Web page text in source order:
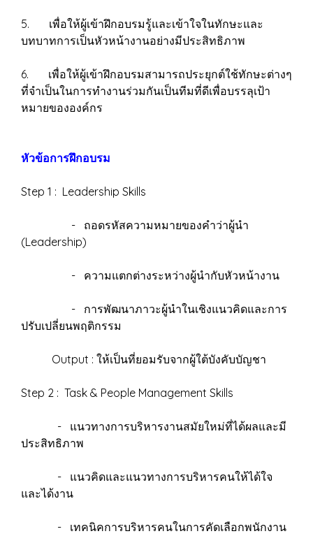
5. เพื่อให้ผู้เข้าฝึกอบรมรู้และเข้าใจในทักษะและ
บทบาทการเป็นหัวหน้างานอย่างมีประสิทธิภาพ
6. เพื่อให้ผู้เข้าฝึกอบรมสามารถประยุกต์ใช้ทักษะต่างๆ
ที่จำเป็นในการทำงานร่วมกันเป็นทีมที่ดีเพื่อบรรลุเป้า
หมายขององค์กร
หัวข้อการฝึกอบรม
Step 1 : Leadership Skills
- ถอดรหัสความหมายของคำว่าผู้นำ
(Leadership)
- ความแตกต่างระหว่างผู้นำกับหัวหน้างาน
- การพัฒนาภาวะผู้นำในเชิงแนวคิดและการ
ปรับเปลี่ยนพฤติกรรม
Output : ให้เป็นที่ยอมรับจากผู้ใต้บังคับบัญชา
Step 2 : Task & People Management Skills
- แนวทางการบริหารงานสมัยใหม่ที่ได้ผลและมี
ประสิทธิภาพ
- แนวคิดและแนวทางการบริหารคนให้ได้ใจ
และได้งาน
- เทคนิคการบริหารคนในการคัดเลือกพนักงาน